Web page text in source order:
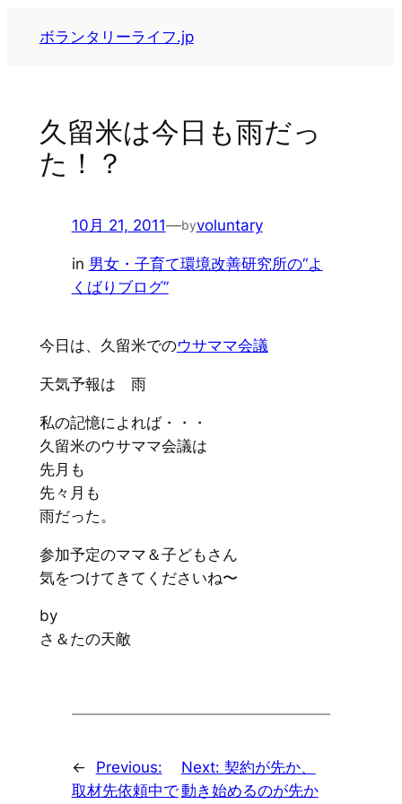
ボランタリーライフ.jp
久留米は今日も雨だっ
た！？
10月 21, 2011—byvoluntary
in 男女・子育て環境改善研究所の“よ
くばりブログ”
今日は、久留米でのウサママ会議
天気予報は 雨
私の記憶によれば・・・
久留米のウサママ会議は
先月も
先々月も
雨だった。
参加予定のママ＆子どもさん
気をつけてきてくださいね〜
by
さ＆たの天敵
←
Previous:
取材先依頼中で
Next: 契約が先か、
動き始めるのが先か